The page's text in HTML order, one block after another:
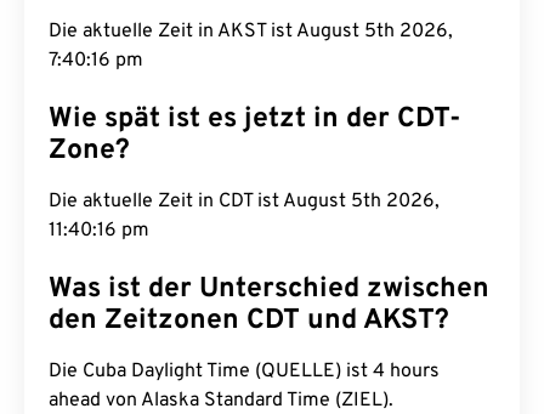
Die aktuelle Zeit in AKST ist August 5th 2026,
7:40:17 pm
Wie spät ist es jetzt in der CDT-
Zone?
Die aktuelle Zeit in CDT ist August 5th 2026,
11:40:17 pm
Was ist der Unterschied zwischen
den Zeitzonen CDT und AKST?
Die Cuba Daylight Time (QUELLE) ist 4 hours
ahead von Alaska Standard Time (ZIEL).